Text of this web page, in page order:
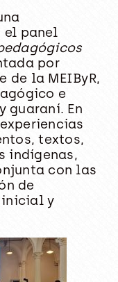
el panel
por
de la MEIByR,
e
guaraní. En
textos,
indígenas,
con las
de
inicial y